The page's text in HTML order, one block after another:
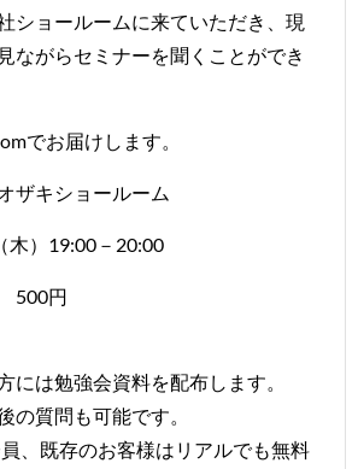
ショールームに来ていただき、現
ながらセミナーを聞くことができ
でお届けします。
ザキショールーム
木）19:00－20:00
500円
には勉強会資料を配布します。
の質問も可能です。
、既存のお客様はリアルでも無料